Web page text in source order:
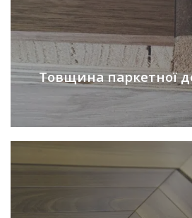
Товщина паркетної